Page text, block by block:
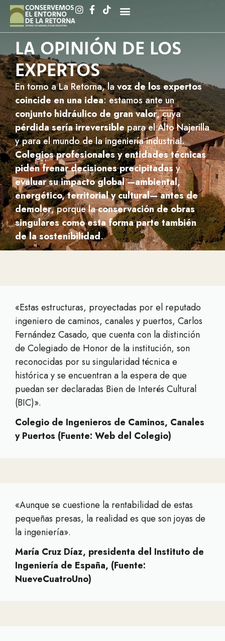
LA OPINIÓN DE LOS
EXPERTOS
En torno a La Retorna, lavoz de los expertos
coincide en una idea: estamos ante un
conjunto hidráulico de gran valor, cuya
pérdida sería irreversiblepara el Alto Najerilla
y para el mundo de la ingeniería industrial.
Colegios profesionales y entidades técnicas
piden frenar decisiones precipitadasy
evaluar su impacto global —ambiental,
energético, territorial y cultural— antes de
demoler, porque laconservación de obras
singulares como esta forma parte también
de la sostenibilidad.
«Estas estructuras, proyectadas por el reputado
ingeniero de caminos, canales y puertos, Carlos
Fernández Casado, que cuenta con la distinción
de Colegiado de Honor de la institución, son
reconocidas por su singularidad técnica e
histórica y se encuentran a la espera de que
puedan ser declaradas Bien de Interés Cultural
(BIC)».
Colegio de Ingenieros de Caminos, Canales
y Puertos (Fuente: Web del Colegio)
«Aunque se cuestione la rentabilidad de estas
pequeñas presas, la realidad es que son joyas de
la ingeniería».
María Cruz Díaz, presidenta del Instituto de
Ingeniería de España, (Fuente:
NueveCuatroUno)